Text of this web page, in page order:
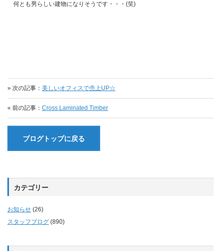
何とも男らしい建物になりそうです・・・(笑)
» 次の記事： 美しいオフィスで売上UP☆
« 前の記事： Cross Laminated Timber
ブログトップに戻る
カテゴリー
お知らせ (26)
スタッフブログ (890)